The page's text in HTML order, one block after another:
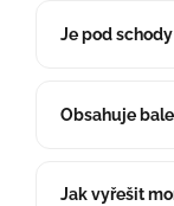
Je pod
Obsahuje
Jak vyřešit